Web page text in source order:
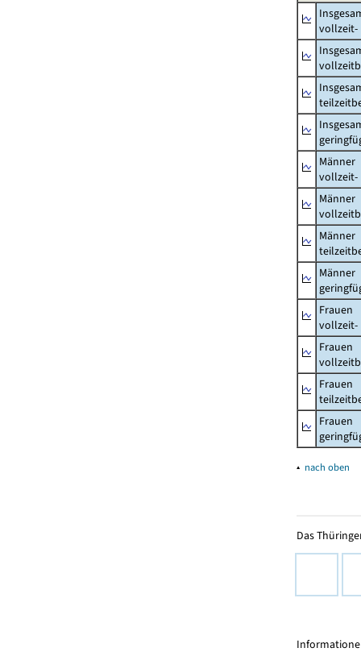
vollzeit-
Männer
vollzeit-
Männer
Männer
Männer
Frauen
vollzeit-
Frauen
Frauen
Frauen
▴ nach oben
Das